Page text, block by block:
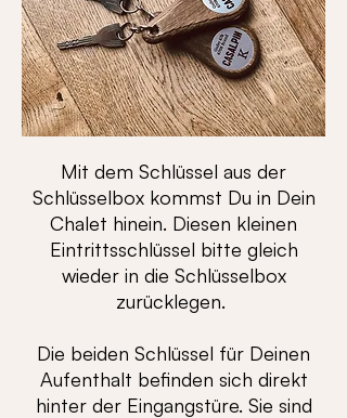
Mit dem Schlüssel aus der
Schlüsselbox kommst Du in Dein
Chalet hinein. Diesen kleinen
Eintrittsschlüssel bitte gleich
wieder in die Schlüsselbox
zurücklegen.
Die beiden Schlüssel für Deinen
Aufenthalt befinden sich direkt
hinter der Eingangstüre. Sie sind